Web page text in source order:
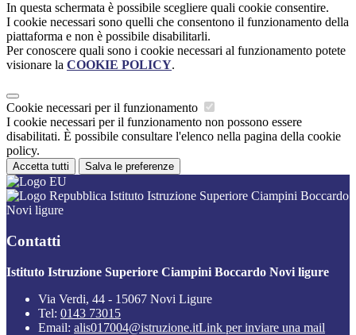
In questa schermata è possibile scegliere quali cookie consentire.
I cookie necessari sono quelli che consentono il funzionamento della
piattaforma e non è possibile disabilitarli.
Per conoscere quali sono i cookie necessari al funzionamento potete
visionare la COOKIE POLICY.
Cookie necessari per il funzionamento
I cookie necessari per il funzionamento non possono essere
disabilitati. È possibile consultare l'elenco nella pagina della cookie
policy.
Accetta tutti Salva le preferenze
Istituto Istruzione Superiore Ciampini Boccardo
Novi ligure
Contatti
Istituto Istruzione Superiore Ciampini Boccardo Novi ligure
Via Verdi, 44 - 15067 Novi Ligure
Tel: 0143 73015
Email: alis017004@istruzione.itLink per inviare una mail